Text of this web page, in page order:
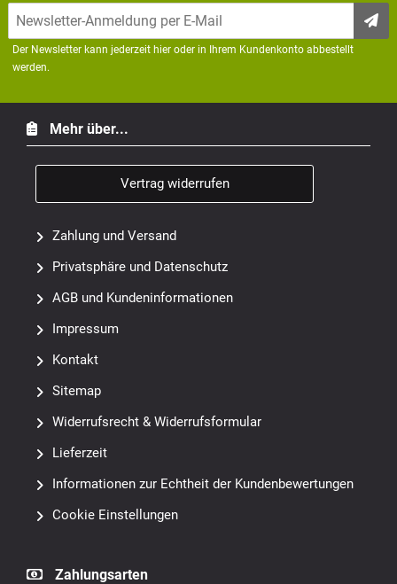
Der Newsletter kann jederzeit hier oder in Ihrem Kundenkonto abbestellt
werden.
Mehr über...
Vertrag widerrufen
Zahlung und Versand
Privatsphäre und Datenschutz
AGB und Kundeninformationen
Impressum
Kontakt
Sitemap
Widerrufsrecht & Widerrufsformular
Lieferzeit
Informationen zur Echtheit der Kundenbewertungen
Cookie Einstellungen
Zahlungsarten